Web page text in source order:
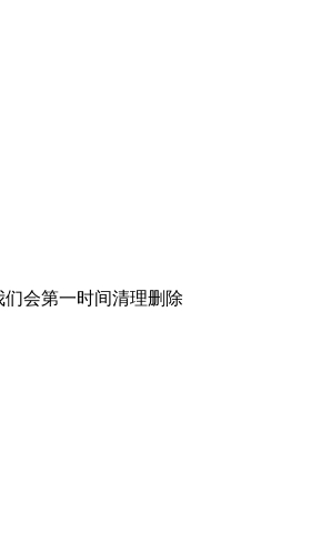
会第一时间清理删除